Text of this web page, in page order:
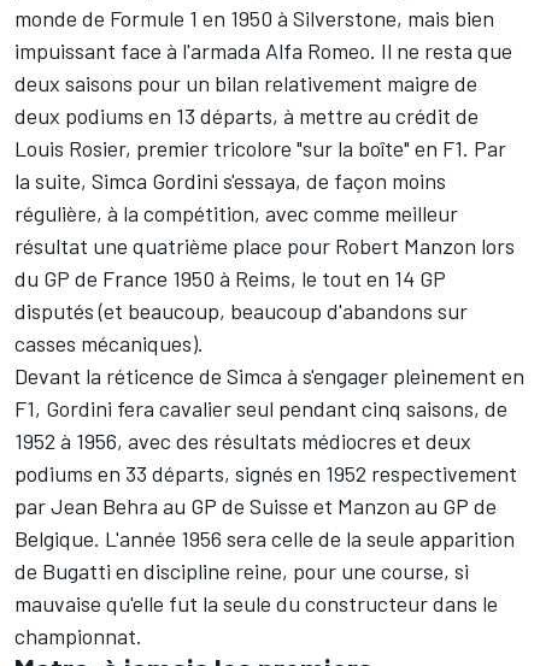
monde de Formule 1 en 1950 à Silverstone, mais bien
impuissant face à l'armada Alfa Romeo. Il ne resta que
deux saisons pour un bilan relativement maigre de
deux podiums en 13 départs, à mettre au crédit de
Louis Rosier, premier tricolore "sur la boîte" en F1. Par
la suite, Simca Gordini s'essaya, de façon moins
régulière, à la compétition, avec comme meilleur
résultat une quatrième place pour Robert Manzon lors
du GP de France 1950 à Reims, le tout en 14 GP
disputés (et beaucoup, beaucoup d'abandons sur
casses mécaniques).
Devant la réticence de Simca à s'engager pleinement en
F1, Gordini fera cavalier seul pendant cinq saisons, de
1952 à 1956, avec des résultats médiocres et deux
podiums en 33 départs, signés en 1952 respectivement
parJean Behra au GP de Suisse et Manzon au GP de
Belgique. L'année 1956 sera celle de la seule apparition
de Bugatti en discipline reine, pour une course, si
mauvaise qu'elle fut la seule du constructeur dans le
championnat.